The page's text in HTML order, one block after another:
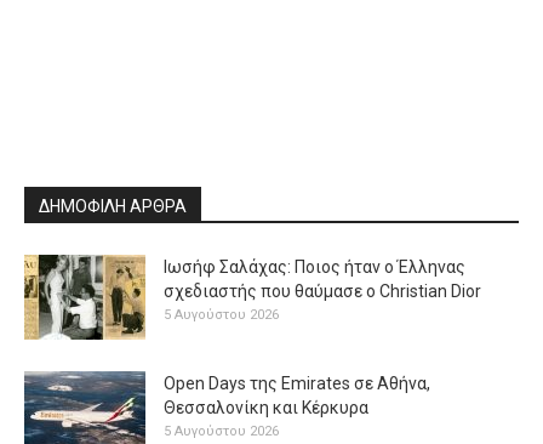
ΔΗΜΟΦΙΛΗ ΑΡΘΡΑ
Ιωσήφ Σαλάχας: Ποιος ήταν ο Έλληνας
σχεδιαστής που θαύμασε ο Christian Dior
5 Αυγούστου 2026
Open Days της Emirates σε Αθήνα,
Θεσσαλονίκη και Κέρκυρα
5 Αυγούστου 2026